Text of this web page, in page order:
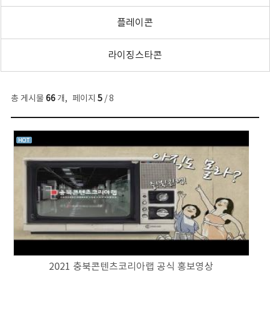
플레이콘
라이징스타콘
총 게시물 66개, 페이지 5/ 8
2021 충북콘텐츠코리아랩 공식 홍보영상